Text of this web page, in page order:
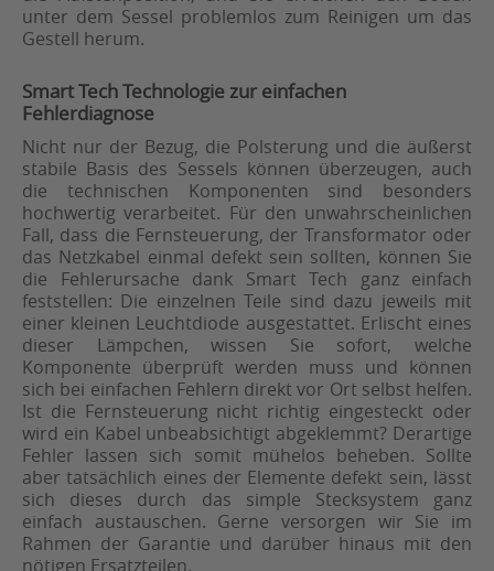
unter dem Sessel problemlos zum Reinigen um das
Gestell herum.
Smart Tech Technologie zur einfachen
Fehlerdiagnose
Nicht nur der Bezug, die Polsterung und die äußerst
stabile Basis des Sessels können überzeugen, auch
die technischen Komponenten sind besonders
hochwertig verarbeitet. Für den unwahrscheinlichen
Fall, dass die Fernsteuerung, der Transformator oder
das Netzkabel einmal defekt sein sollten, können Sie
die Fehlerursache dank Smart Tech ganz einfach
feststellen: Die einzelnen Teile sind dazu jeweils mit
einer kleinen Leuchtdiode ausgestattet. Erlischt eines
dieser Lämpchen, wissen Sie sofort, welche
Komponente überprüft werden muss und können
sich bei einfachen Fehlern direkt vor Ort selbst helfen.
Ist die Fernsteuerung nicht richtig eingesteckt oder
wird ein Kabel unbeabsichtigt abgeklemmt? Derartige
Fehler lassen sich somit mühelos beheben. Sollte
aber tatsächlich eines der Elemente defekt sein, lässt
sich dieses durch das simple Stecksystem ganz
einfach austauschen. Gerne versorgen wir Sie im
Rahmen der Garantie und darüber hinaus mit den
nötigen Ersatzteilen.